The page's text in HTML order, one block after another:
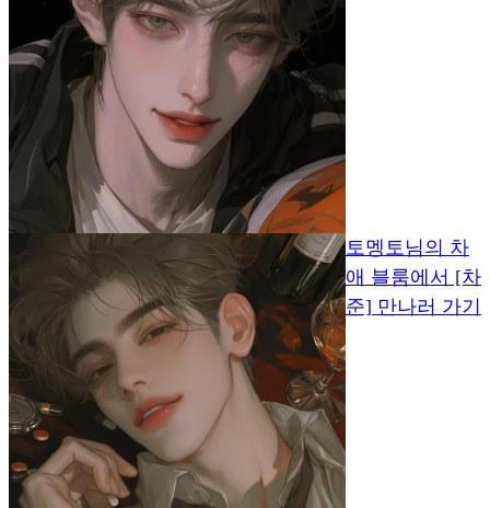
토멩토님의 차
애 블룸에서 [차
준] 만나러 가기